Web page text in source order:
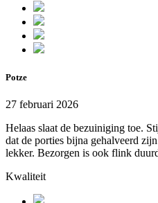
Potze
27 februari 2026
Helaas slaat de bezuiniging toe.
dat de porties bijna gehalveerd
lekker. Bezorgen is ook flink
Kwaliteit